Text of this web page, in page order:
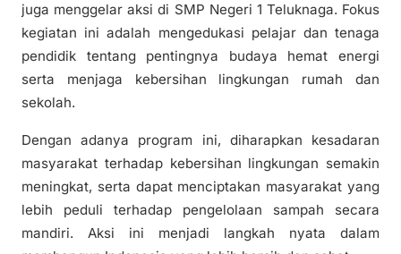
juga menggelar aksi di SMP Negeri 1 Teluknaga. Fokus
kegiatan ini adalah mengedukasi pelajar dan tenaga
pendidik tentang pentingnya budaya hemat energi
serta menjaga kebersihan lingkungan rumah dan
sekolah.
Dengan adanya program ini, diharapkan kesadaran
masyarakat terhadap kebersihan lingkungan semakin
meningkat, serta dapat menciptakan masyarakat yang
lebih peduli terhadap pengelolaan sampah secara
mandiri. Aksi ini menjadi langkah nyata dalam